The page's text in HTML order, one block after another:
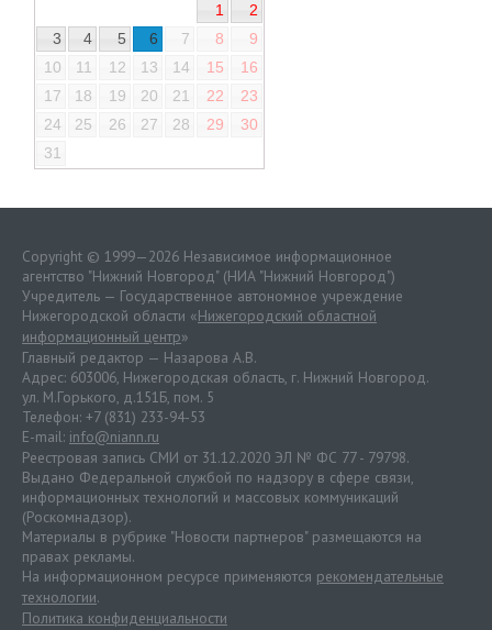
1
2
3
4 5 6 7 8
9
10
11 12 13 14 15
16
17
18 19 20 21 22
23
24
25 26 27 28 29
30
31
Copyright © 1999—2026 Независимое информационное
агентство "Нижний Новгород" (НИА "Нижний Новгород")
Учредитель — Государственное автономное учреждение
Нижегородской области «Нижегородский областной
информационный центр»
Главный редактор — Назарова А.В.
Адрес: 603006, Нижегородская область, г. Нижний Новгород.
ул. М.Горького, д.151Б, пом. 5
Телефон: +7 (831) 233-94-53
E-mail: info@niann.ru
Реестровая запись СМИ от 31.12.2020 ЭЛ № ФС 77 - 79798.
Выдано Федеральной службой по надзору в сфере связи,
информационных технологий и массовых коммуникаций
(Роскомнадзор).
Материалы в рубрике "Новости партнеров" размещаются на
правах рекламы.
На информационном ресурсе применяются рекомендательные
технологии.
Политика конфиденциальности